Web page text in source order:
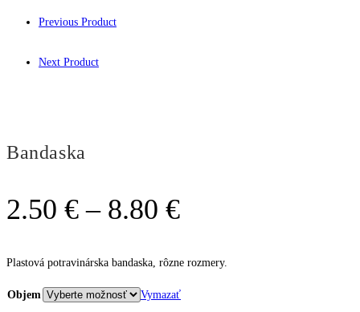
Previous Product
Next Product
Bandaska
2.50 € – 8.80 €Price
2.50 €
through
Plastová potravinárska bandaska, rôzne rozmery.
Objem Vymazať